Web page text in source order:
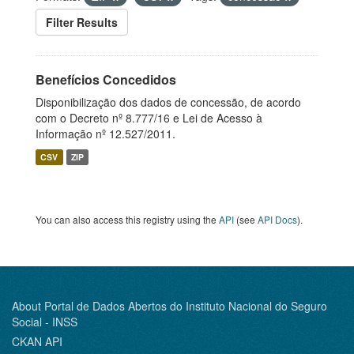
Filter Results
Benefícios Concedidos
Disponibilização dos dados de concessão, de acordo
com o Decreto nº 8.777/16 e Lei de Acesso à
Informação nº 12.527/2011.
CSV ZIP
You can also access this registry using the API (see API Docs).
About Portal de Dados Abertos do Instituto Nacional do Seguro
Social - INSS
CKAN API